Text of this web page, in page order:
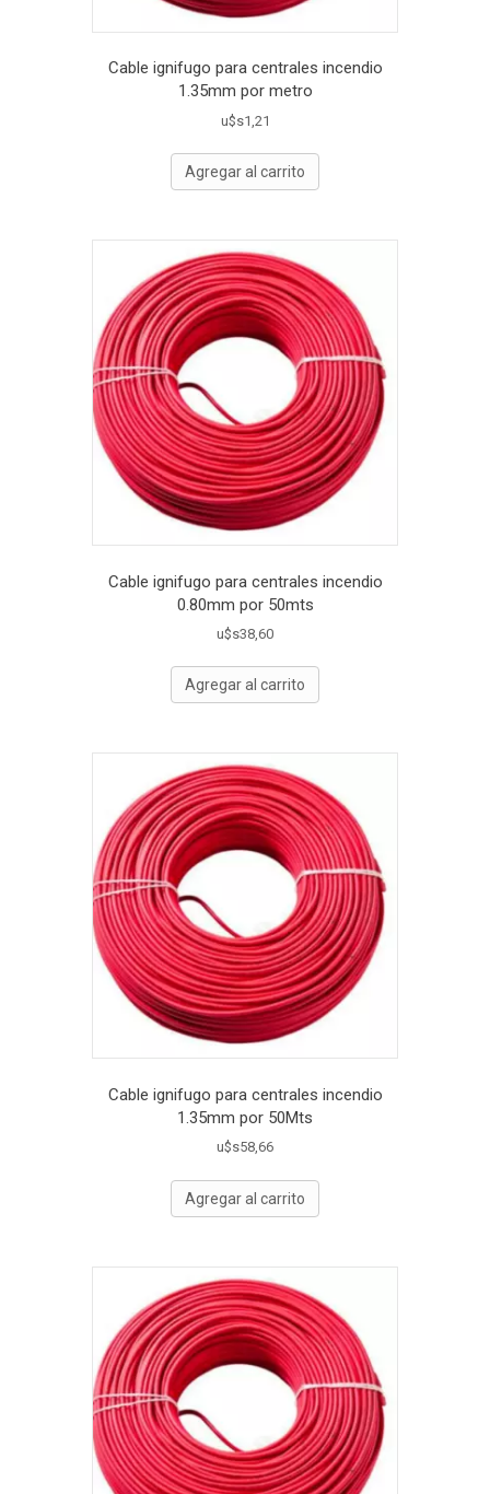
Cable ignifugo para centrales incendio
1.35mm por metro
u$s1,21
Agregar al carrito
Cable ignifugo para centrales incendio
0.80mm por 50mts
u$s38,60
Agregar al carrito
Cable ignifugo para centrales incendio
1.35mm por 50Mts
u$s58,66
Agregar al carrito